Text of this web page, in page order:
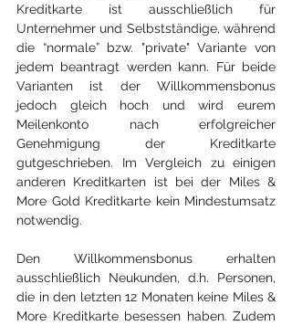
Kreditkarte ist ausschließlich für
Unternehmer und Selbstständige, während
die “normale” bzw. "private" Variante von
jedem beantragt werden kann. Für beide
Varianten ist der Willkommensbonus
jedoch gleich hoch und wird eurem
Meilenkonto nach erfolgreicher
Genehmigung der Kreditkarte
gutgeschrieben. Im Vergleich zu einigen
anderen Kreditkarten ist bei der Miles &
More Gold Kreditkarte kein Mindestumsatz
notwendig.
Den Willkommensbonus erhalten
ausschließlich Neukunden, d.h. Personen,
die in den letzten 12 Monaten keine Miles &
More Kreditkarte besessen haben. Zudem